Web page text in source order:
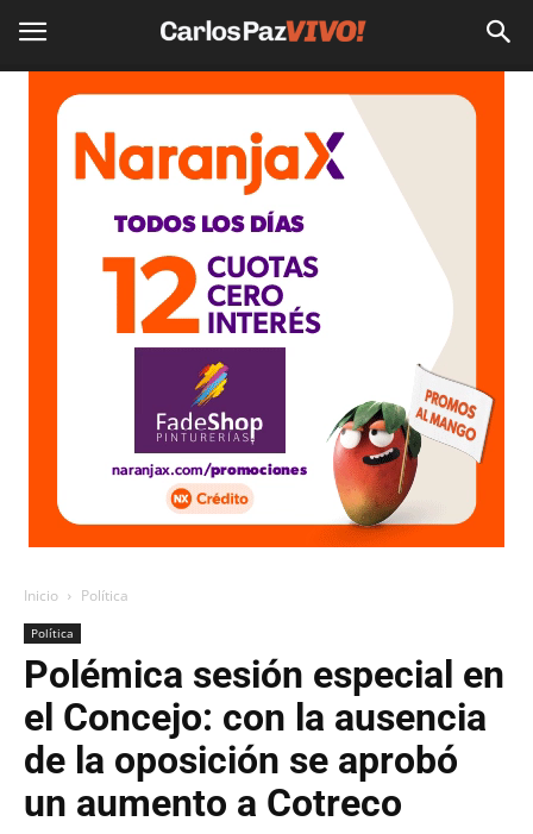
Inicio Política
Política
Polémica sesión especial en
el Concejo: con la ausencia
de la oposición se aprobó
un aumento a Cotreco